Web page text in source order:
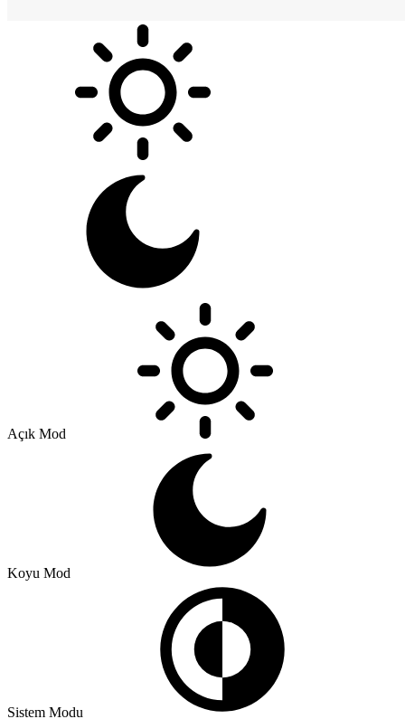
Açık Mod
Koyu Mod
Sistem Modu